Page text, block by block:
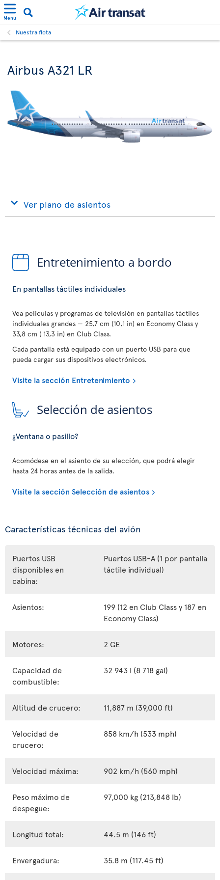
Menu
Nuestra flota
Airbus A321 LR
Ver plano de asientos
Entretenimiento a bordo
En pantallas táctiles individuales
Vea películas y programas de televisión en pantallas táctiles
individuales grandes — 25,7 cm (10,1 in) en Economy Class y
33,8 cm ( 13,3 in) en Club Class.
Cada pantalla está equipado con un puerto USB para que
pueda cargar sus dispositivos electrónicos.
Visite la sección Entretenimiento
Selección de asientos
¿Ventana o pasillo?
Acomódese en el asiento de su elección, que podrá elegir
hasta 24 horas antes de la salida.
Visite la sección Selección de asientos
Características técnicas del avión
Puertos USB
disponibles en
cabina:
Puertos USB-A (1 por pantalla
táctile individual)
Asientos:
199 (12 en Club Class y 187 en
Economy Class)
Motores: 2 GE
Capacidad de
combustible:
32 943 l (8 718 gal)
Altitud de crucero: 11,887 m (39,000 ft)
Velocidad de
crucero:
858 km/h (533 mph)
Velocidad máxima: 902 km/h (560 mph)
Peso máximo de
despegue:
97,000 kg (213,848 lb)
Longitud total: 44.5 m (146 ft)
Envergadura: 35.8 m (117.45 ft)